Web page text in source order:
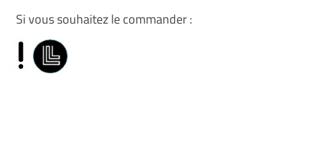
Si vous souhaitez le commander :